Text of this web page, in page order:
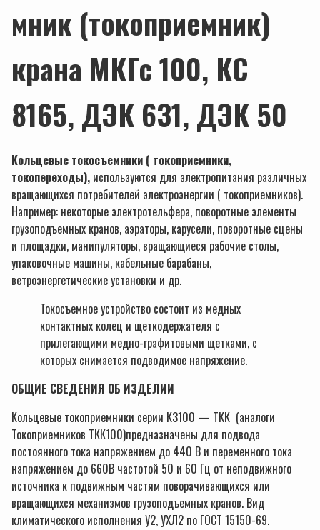
мник (токоприемник)
крана МКГс 100, КС
8165, ДЭК 631, ДЭК 50
Кольцевые токосъемники ( токоприемники,
токопереходы), используются для электропитания различных
вращающихся потребителей электроэнергии ( токоприемников).
Например: некоторые электротельфера, поворотные элементы
грузоподъемных кранов, аэраторы, карусели, поворотные сцены
и площадки, манипуляторы, вращающиеся рабочие столы,
упаковочные машины, кабельные барабаны,
ветроэнергетические установки и др.
Токосъемное устройство состоит из медных
контактных колец и щеткодержателя с
прилегающими медно-графитовыми щетками, с
которых снимается подводимое напряжение.
ОБЩИЕ СВЕДЕНИЯ ОБ ИЗДЕЛИИ
Кольцевые токоприемники серии К3100 — ТКК (аналоги
Токоприемников ТКК100)предназначены для подвода
постоянного тока напряжением до 440 В и переменного тока
напряжением до 660В частотой 50 и 60 Гц от неподвижного
источника к подвижным частям поворачивающихся или
вращающихся механизмов грузоподъемных кранов. Вид
климатического исполнения У2, УХЛ2 по ГОСТ 15150-69.